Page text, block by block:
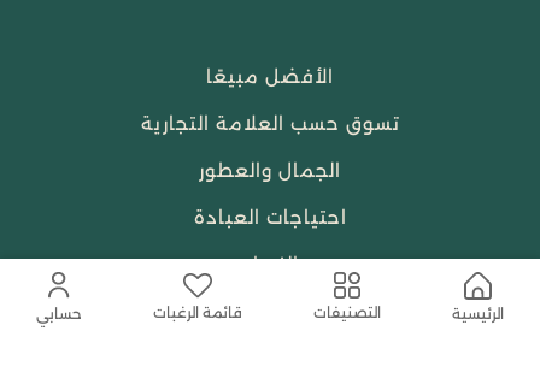
الرئيسية التصنيفات قائمة الرغبات حسابي
الأفضل مبيعًا
تسوق حسب العلامة التجارية
الجمال والعطور
احتياجات العبادة
النساء